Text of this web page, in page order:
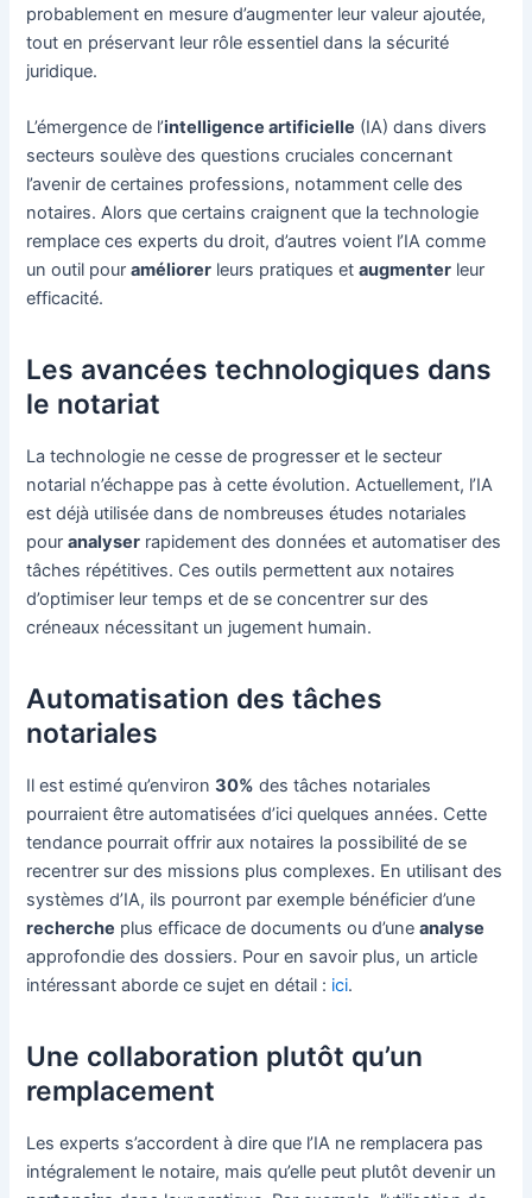
probablement en mesure d’augmenter leur valeur ajoutée,
tout en préservant leur rôle essentiel dans la sécurité
juridique.
L’émergence de l’intelligence artificielle (IA) dans divers
secteurs soulève des questions cruciales concernant
l’avenir de certaines professions, notamment celle des
notaires. Alors que certains craignent que la technologie
remplace ces experts du droit, d’autres voient l’IA comme
un outil pouraméliorer leurs pratiques etaugmenter leur
efficacité.
Les avancées technologiques dans
le notariat
La technologie ne cesse de progresser et le secteur
notarial n’échappe pas à cette évolution. Actuellement, l’IA
est déjà utilisée dans de nombreuses études notariales
pouranalyser rapidement des données et automatiser des
tâches répétitives. Ces outils permettent aux notaires
d’optimiser leur temps et de se concentrer sur des
créneaux nécessitant un jugement humain.
Automatisation des tâches
notariales
Il est estimé qu’environ30% des tâches notariales
pourraient être automatisées d’ici quelques années. Cette
tendance pourrait offrir aux notaires la possibilité de se
recentrer sur des missions plus complexes. En utilisant des
systèmes d’IA, ils pourront par exemple bénéficier d’une
recherche plus efficace de documents ou d’uneanalyse
approfondie des dossiers. Pour en savoir plus, un article
intéressant aborde ce sujet en détail : ici.
Une collaboration plutôt qu’un
remplacement
Les experts s’accordent à dire que l’IA ne remplacera pas
intégralement le notaire, mais qu’elle peut plutôt devenir un